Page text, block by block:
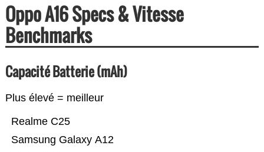
Oppo A16 Specs & Vitesse
Benchmarks
Capacité Batterie (mAh)
Plus élevé = meilleur
Samsung Galaxy A12
Realme C25